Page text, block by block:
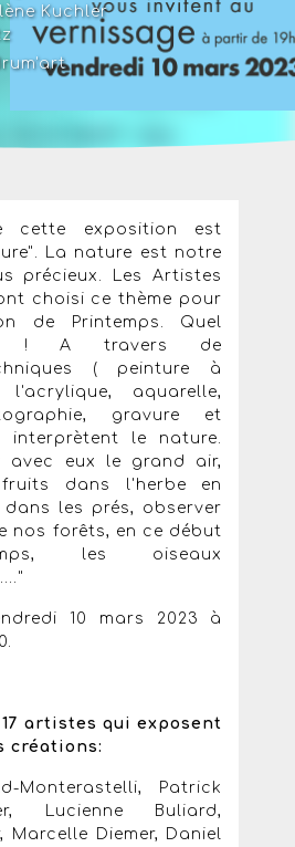
Kuchler
cette exposition est
La nature est notre
précieux. Les Artistes
ont choisi ce thème pour
de Printemps. Quel
! A travers de
( peinture à
aquarelle,
gravure et
interprètent le nature.
avec eux le grand air,
dans l'herbe en
les prés, observer
nos forêts, en ce début
les oiseaux
10 mars 2023 à
17 artistes qui exposent
créations:
Monterastelli, Patrick
Lucienne Buliard,
Marcelle Diemer, Daniel